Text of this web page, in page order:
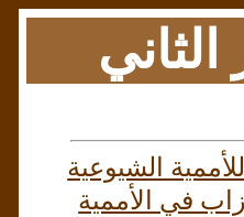
الثاني
الشيوعية
في الأممية